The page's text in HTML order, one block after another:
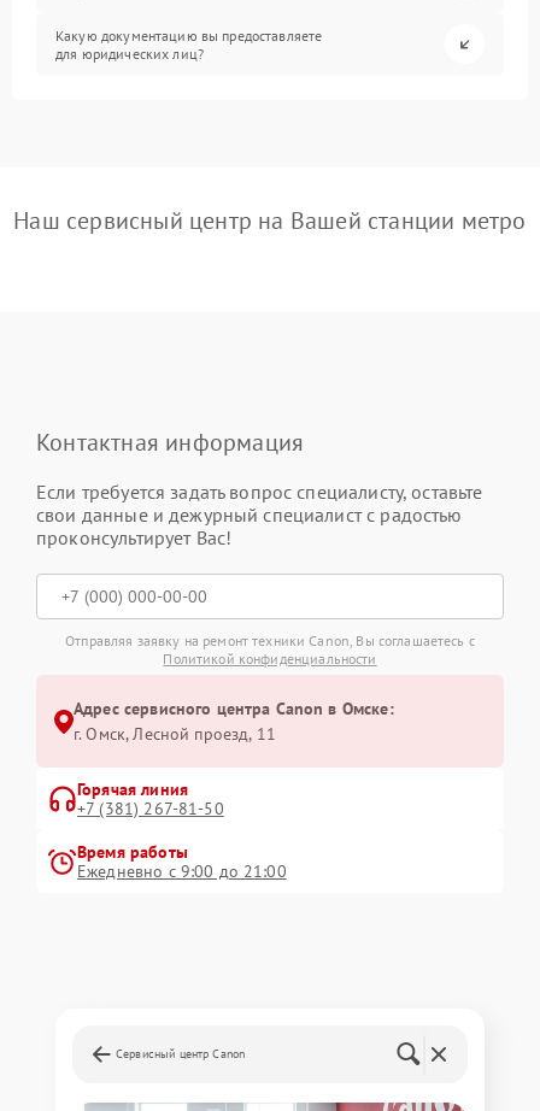
Какую документацию вы предоставляете
для юридических лиц?
Наш сервисный центр на Вашей станции метро
Контактная информация
Если требуется задать вопрос специалисту, оставьте
свои данные и дежурный специалист с радостью
проконсультирует Вас!
Отправляя заявку на ремонт техники Canon, Вы соглашаетесь с
Политикой конфиденциальности
Адрес сервисного центра Canon в Омске:
г. Омск, ​Лесной проезд, 11
Горячая линия
+7 (381) 267-81-50
Время работы
Ежедневно с 9:00 до 21:00
Сервисный центр Canon